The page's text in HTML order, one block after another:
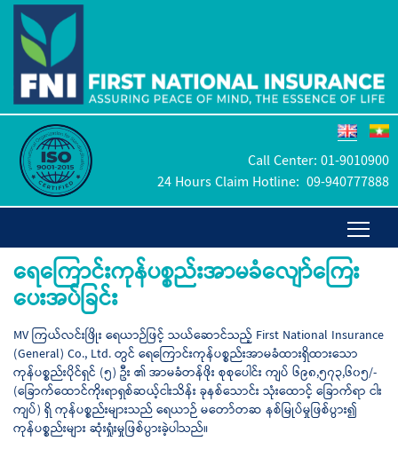
Call Center:01-9010900
24 Hours Claim Hotline: 09-940777888
ရေကြောင်းကုန်ပစ္စည်းအာမခံလျော်ကြေး
ပေးအပ်ခြင်း
MV ကြယ်လင်းဖြိုး ရေယာဉ်ဖြင့် သယ်ဆောင်သည့် First National Insurance
(General) Co., Ltd. တွင် ရေကြောင်းကုန်ပစ္စည်းအာမခံထားရှိထားသော
ကုန်ပစ္စည်းပိုင်ရှင် (၅) ဦး ၏ အာမခံတန်ဖိုး စုစုပေါင်း ကျပ် ၆၉၈,၅၇၃,၆၀၅/-
(ခြောက်ထောင်ကိုးရာရှစ်ဆယ့်ငါးသိန်း ခုနစ်သောင်း သုံးထောင့် ခြောက်ရာ ငါး
ကျပ်) ရှိ ကုန်ပစ္စည်းများသည် ရေယာဉ် မတော်တဆ နစ်မြုပ်မှုဖြစ်ပွား၍
ကုန်ပစ္စည်းများ ဆုံးရှုံးမှုဖြစ်ပွားခဲ့ပါသည်။